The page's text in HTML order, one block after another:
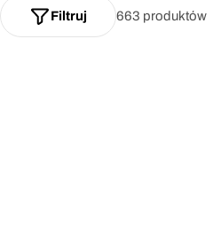
663 produktów
Filtruj